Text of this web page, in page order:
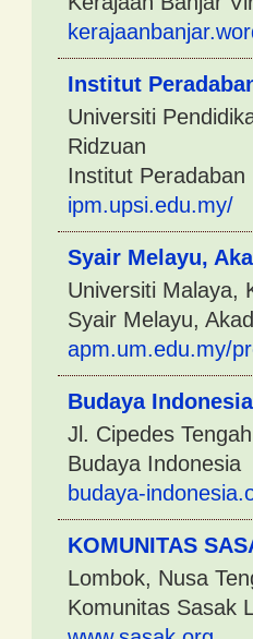
Institut
Universiti
Ridzuan
Institut Peradaban
ipm.upsi.edu.my/
Syair Melayu,
Universiti Malaya,
Syair Melayu,
apm.um.edu.my/
Budaya Indonesia
Jl. Cipedes
Budaya Indonesia
budaya-
KOMUNITAS
Lombok, Nusa
Komunitas Sasak